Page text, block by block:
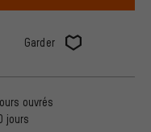
Garder
ouvrés
jours